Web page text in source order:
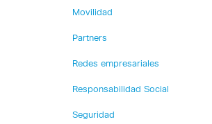
Movilidad
Partners
Redes empresariales
Responsabilidad Social
Seguridad